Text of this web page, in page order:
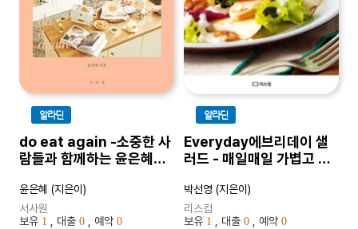
알라딘
do eat again -소중한 사
람들과 함께하는 윤은혜
윤은혜 (지은이)
서사원
보유 1 , 대출 0 , 예약 0
알라딘
Everyday에브리데이 샐
러드 - 매일매일 가볍고 산
박선영 (지은이)
리스컴
보유 1 , 대출 0 , 예약 0